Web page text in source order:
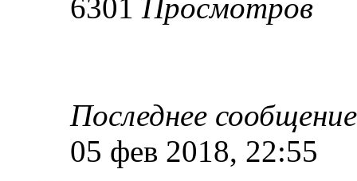
6301 Просмотров
Последнее
05 фев 2018, 22:55